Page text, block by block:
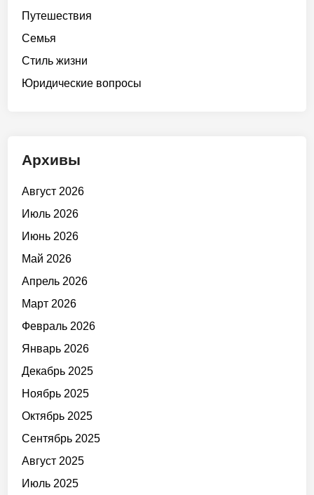
Путешествия
Семья
Стиль жизни
Юридические вопросы
Архивы
Август 2026
Июль 2026
Июнь 2026
Май 2026
Апрель 2026
Март 2026
Февраль 2026
Январь 2026
Декабрь 2025
Ноябрь 2025
Октябрь 2025
Сентябрь 2025
Август 2025
Июль 2025